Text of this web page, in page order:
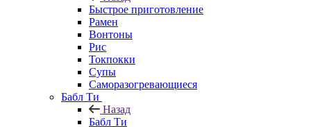
Быстрое приготовление
Рамен
Вонтоны
Рис
Токпокки
Супы
Саморазогревающиеся
Бабл Ти
Назад
Бабл Ти